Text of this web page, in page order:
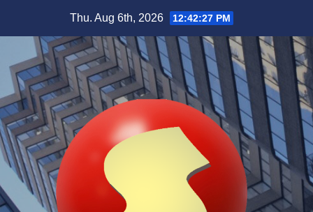
content
Thu. Aug 6th, 2026 12:42:29 PM